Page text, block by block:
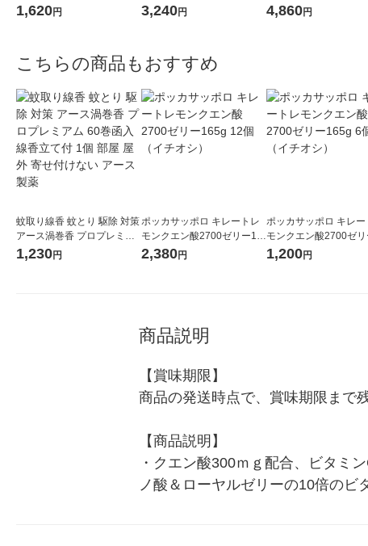
ル・カルシウム・ビタミン
1,620円
ル・カルシウム・ビタミン
3,240円
ル・カルシウム・ビタ
4,860円
こちらの商品もおすすめ
蚊取り線香 蚊とり 駆除 対策
アース渦巻香 プロプレミア
ム 60巻函入 線香立て付 1個
1,230円
ポッカサッポロ キレートレ
モンクエン酸2700ゼリー16
5g 12個（イチオシ）
2,380円
ポッカサッポロ キレー
モンクエン酸2700ゼ
5g 6個（イチオシ）
1,200円
商品説明
【賞味期限】
商品の発送時点で、賞味期限まで
【商品説明】
・クエン酸300ｍｇ配合、ビタミ
ノ酸＆ローヤルゼリーの10倍のビ